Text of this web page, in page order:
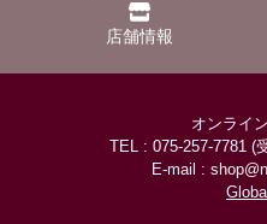
店舗情報
オンライ
TEL : 075-257-7781 (
E-mail :